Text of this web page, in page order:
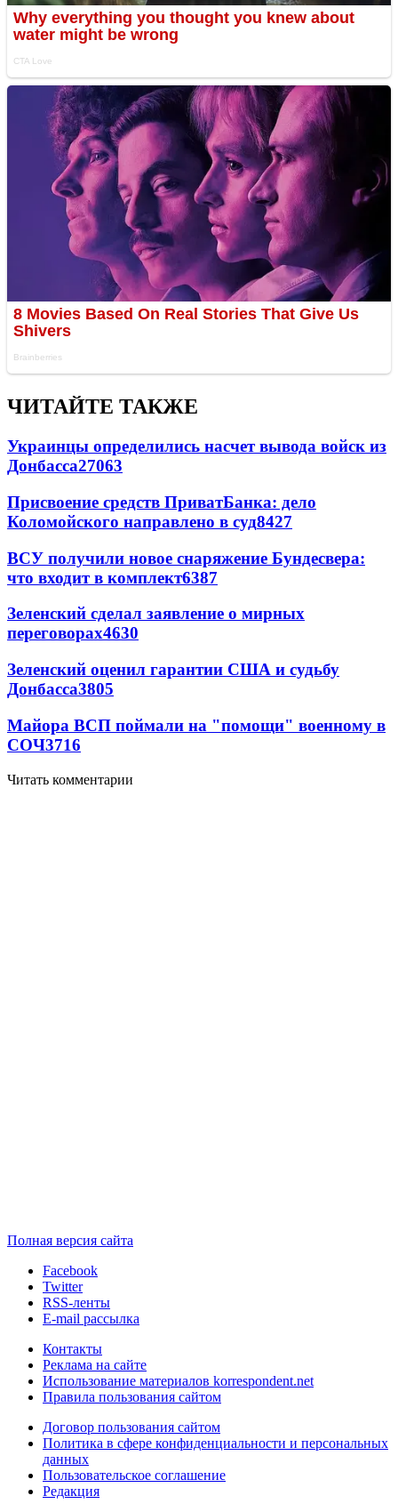
ЧИТАЙТЕ ТАКЖЕ
Украинцы определились насчет вывода войск из
Донбасса27063
Присвоение средств ПриватБанка: дело
Коломойского направлено в суд8427
ВСУ получили новое снаряжение Бундесвера:
что входит в комплект6387
Зеленский сделал заявление о мирных
переговорах4630
Зеленский оценил гарантии США и судьбу
Донбасса3805
Майора ВСП поймали на "помощи" военному в
СОЧ3716
Читать комментарии
Полная версия сайта
Facebook
Twitter
RSS-ленты
E-mail рассылка
Контакты
Реклама на сайте
Использование материалов korrespondent.net
Правила пользования сайтом
Договор пользования сайтом
Политика в сфере конфиденциальности и персональных
данных
Пользовательское соглашение
Редакция